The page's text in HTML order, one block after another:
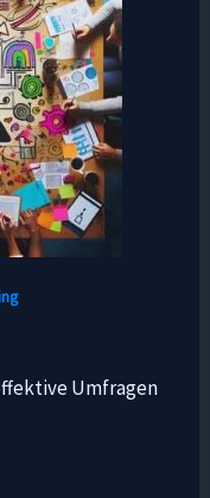
Umfragen